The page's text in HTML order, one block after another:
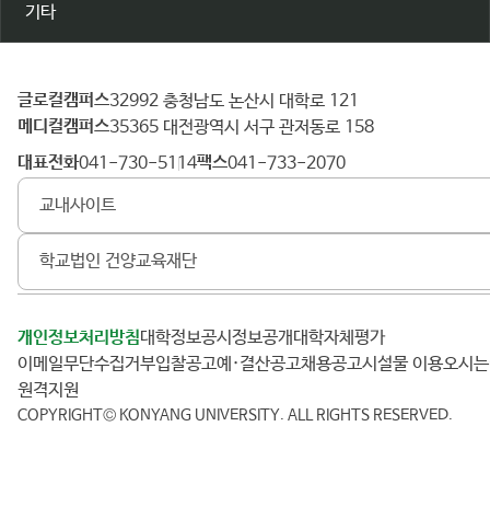
기타
건
양
대
학
글로컬캠퍼스 32992 충청남도 논산시 대학로 121
메디컬캠퍼스 35365 대전광역시 서구 관저동로 158
대표전화 041-730-5114 팩스 041-733-2070
교내사이트
학교법인 건양교육재단
개인정보처리방침 대학정보공시 정보공개
대학자체평가
이메일무단수집거부
입찰공고 예·결산공고 채용공고 시설물 이용
오시
원격지원
COPYRIGHT© KONYANG UNIVERSITY. ALL RIGHTS RESERVED.